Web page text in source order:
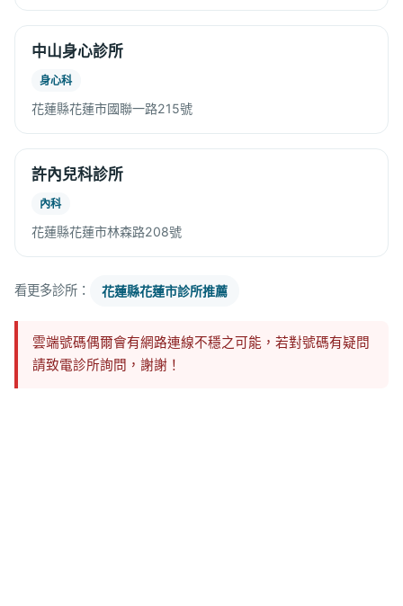
中山身心診所
身心科
花蓮縣花蓮市國聯一路215號
許內兒科診所
內科
花蓮縣花蓮市林森路208號
看更多診所： 花蓮縣花蓮市診所推薦
雲端號碼偶爾會有網路連線不穩之可能，若對號碼有疑問
請致電診所詢問，謝謝！